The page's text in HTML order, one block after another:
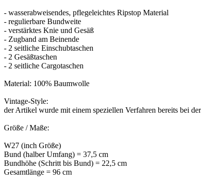
- wasserabweisendes, pflegeleichtes Ripstop Material
- regulierbare Bundweite
- verstärktes Knie und Gesäß
- Zugband am Beinende
- 2 seitliche Einschubtaschen
- 2 Gesäßtaschen
- 2 seitliche Cargotaschen
Material: 100% Baumwolle
Vintage-Style:
der Artikel wurde mit einem speziellen Verfahren bereits bei
Größe / Maße:
W27 (inch Größe)
Bund (halber Umfang) = 37,5 cm
Bundhöhe (Schritt bis Bund) = 22,5 cm
Gesamtlänge = 96 cm